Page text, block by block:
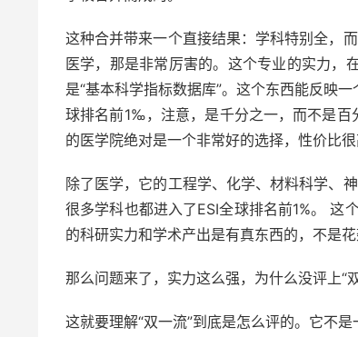
这种合并带来一个直接结果：学科特别全，
医学，那是非常厉害的。这个专业的实力，
是“基本科学指标数据库”。这个东西能反映
球排名前1‰，注意，是千分之一，而不是百
的医学院绝对是一个非常好的选择，性价比很
除了医学，它的工程学、化学、材料科学、
很多学科也都进入了ESI全球排名前1%。 这
的科研实力和学术产出是有真东西的，不是花
那么问题来了，实力这么强，为什么没评上“双
这就要理解“双一流”到底是怎么评的。它不